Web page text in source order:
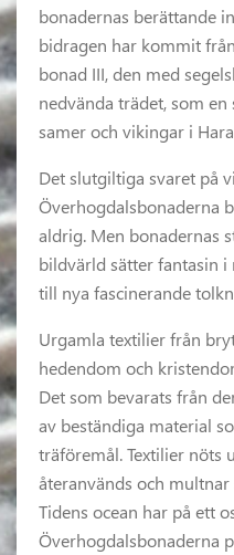
bonadernas berättande
bidragen har kommit
bonad III, den med
nedvända trädet, som
samer och vikingar i
Det slutgiltiga svaret på
Överhogdalsbonaderna
aldrig. Men bonadernas
bildvärld sätter fantasin
till nya fascinerande
Urgamla textilier från
hedendom och
Det som bevarats från
av beständiga material
träföremål. Textilier nöts
återanvänds och
Tidens ocean har på ett
Överhogdalsbonaderna